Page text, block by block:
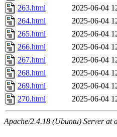
263.html
2025-06-04
264.html
2025-06-04
265.html
2025-06-04
266.html
2025-06-04
267.html
2025-06-04
268.html
2025-06-04
269.html
2025-06-04
270.html
2025-06-04
Apache/2.4.18 (Ubuntu) Server at